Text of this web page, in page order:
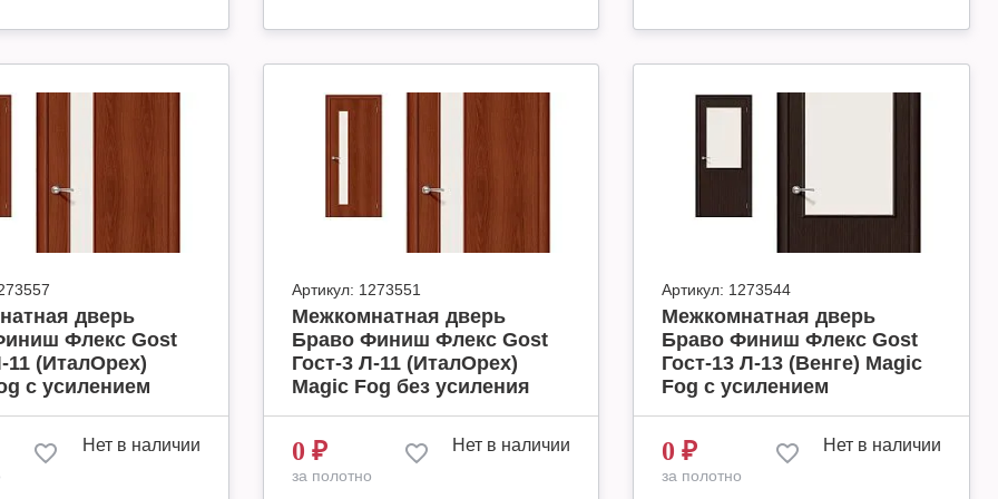
дверь
Флекс Gost
11 (ИталОрех)
с усилением
Нет в наличии
Артикул: 1273551
Межкомнатная дверь
Браво Финиш Флекс Gost
Гост-3 Л-11 (ИталОрех)
Magic Fog без усиления
0 ₽
за полотно
Нет в наличии
Артикул: 1273544
Межкомнатная дверь
Браво Финиш Флекс Gost
Гост-13 Л-13 (Венге) Magic
Fog с усилением
0 ₽
за полотно
Нет в наличии